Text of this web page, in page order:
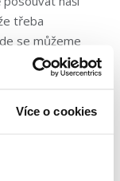
Více o cookies
třeba
se můžeme
čísla v
nejprve